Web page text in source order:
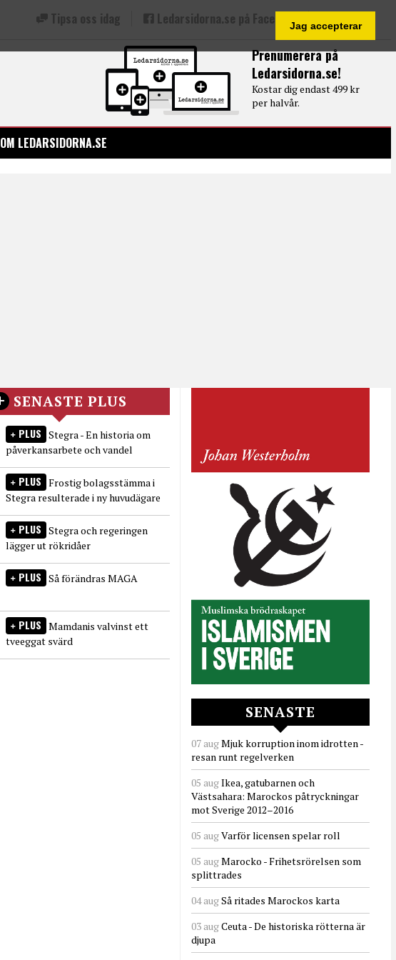
Jag accepterar
Prenumerera på
Ledarsidorna.se!
Kostar dig endast 499 kr
per halvår.
Tipsa oss idag Ledarsidorna.se på Facebook
OM LEDARSIDORNA.SE
SENASTE PLUS
PLUS Stegra - En historia om
påverkansarbete och vandel
PLUS Frostig bolagsstämma i
Stegra resulterade i ny huvudägare
PLUS Stegra och regeringen
lägger ut rökridåer
PLUS Så förändras MAGA
PLUS Mamdanis valvinst ett
tveeggat svärd
SENASTE
07 augMjuk korruption inom idrotten -
resan runt regelverken
05 augIkea, gatubarnen och
Västsahara: Marockos påtryckningar
mot Sverige 2012–2016
05 augVarför licensen spelar roll
05 augMarocko - Frihetsrörelsen som
splittrades
04 augSå ritades Marockos karta
03 augCeuta - De historiska rötterna är
djupa